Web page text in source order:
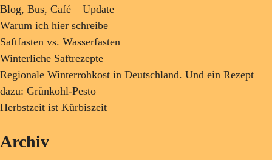
Blog, Bus, Café – Update
Warum ich hier schreibe
Saftfasten vs. Wasserfasten
Winterliche Saftrezepte
Regionale Winterrohkost in Deutschland. Und ein Rezept
dazu: Grünkohl-Pesto
Herbstzeit ist Kürbiszeit
Archiv